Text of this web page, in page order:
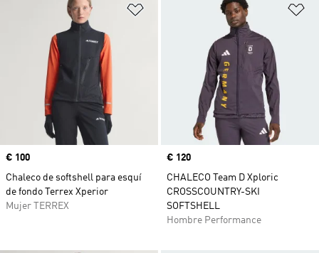
Añadir a la lista de deseos
Precio
€ 100
Chaleco de softshell para esquí
de fondo Terrex Xperior
Mujer TERREX
Precio
€ 120
CHALECO Team D Xploric
CROSSCOUNTRY-SKI
SOFTSHELL
Hombre Performance